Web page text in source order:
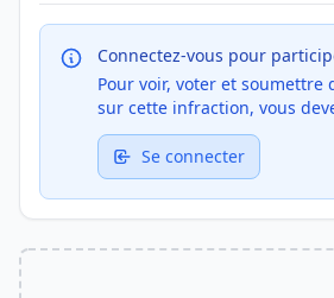
Connectez-vous pour
Pour voir, voter et soumettre
sur cette infraction, vous
Se connecter